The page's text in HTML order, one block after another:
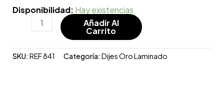
Disponibilidad: Hay existencias
Añadir Al
Carrito
SKU:REF 841 Categoría:Dijes Oro Laminado